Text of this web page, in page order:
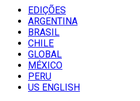
EDIÇÕES
ARGENTINA
BRASIL
CHILE
GLOBAL
MÉXICO
PERU
US ENGLISH